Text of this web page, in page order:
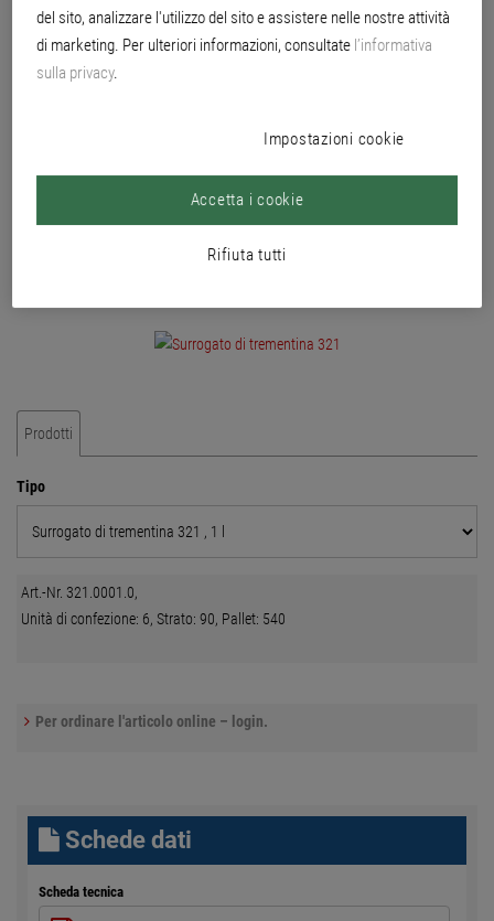
rullo e a pennello.
Prodotti
Tipo
Art.-Nr. 321.0001.0,
Unità di confezione: 6, Strato: 90, Pallet: 540
Per ordinare l'articolo online – login.
Schede dati
Scheda tecnica
del sito, analizzare l'utilizzo del sito e assistere nelle nostre attività
di marketing. Per ulteriori informazioni, consultate l’informativa
sulla privacy.
Impostazioni cookie
Rifiuta tutti
Accetta i cookie